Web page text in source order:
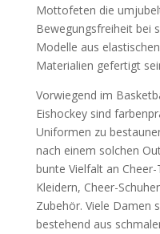
Mottofeten die
Bewegungsfreiheit bei
Modelle aus
Materialien gefertigt
Vorwiegend im
Eishockey sind
Uniformen zu
nach einem solchen
bunte Vielfalt an
Kleidern, Cheer-
Zubehör. Viele Damen
bestehend aus